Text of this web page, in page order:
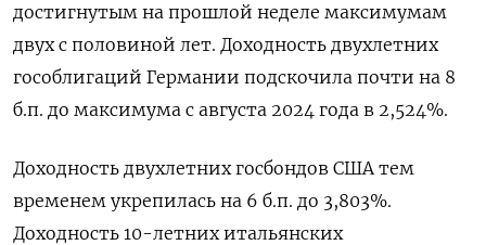
достигнутым на ​прошлой неделе максимумам
двух с ‌половиной лет. Доходность двухлетних
гособлигаций Германии подскочила почти на 8 ​
б.п. до ​максимума ‌с августа 2024 года ​в 2,524%.
Доходность двухлетних госбондов США тем
временем укрепилась на 6 б.п. до 3,803%.
Доходность 10-летних итальянских